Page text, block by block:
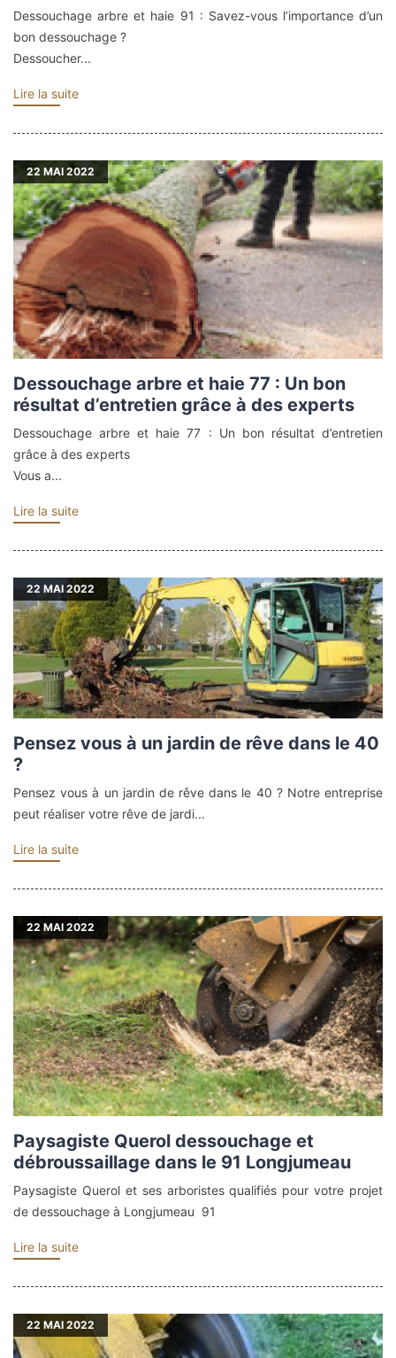
Dessouchage arbre et haie 91 : Savez-vous l’importance d’un
bon dessouchage ?
Dessoucher...
Lire la suite
22 MAI 2022
Dessouchage arbre et haie 77 : Un bon
résultat d’entretien grâce à des experts
Dessouchage arbre et haie 77 : Un bon résultat d’entretien
grâce à des experts
Vous a...
Lire la suite
22 MAI 2022
Pensez vous à un jardin de rêve dans le 40
?
Pensez vous à un jardin de rêve dans le 40 ? Notre entreprise
peut réaliser votre rêve de jardi...
Lire la suite
22 MAI 2022
Paysagiste Querol dessouchage et
débroussaillage dans le 91 Longjumeau
Paysagiste Querol et ses arboristes qualifiés pour votre projet
de dessouchage à Longjumeau 91
Lire la suite
22 MAI 2022